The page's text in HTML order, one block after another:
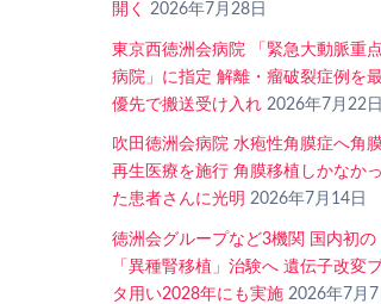
開く
2026年7月28日
東京西徳洲会病院 「緊急大動脈重点
病院」に指定 解離・瘤破裂症例を
優先で搬送受け入れ 2026年7月22日
吹田徳洲会病院 水疱性角膜症へ角
再生医療を施行 角膜移植しかなかっ
た患者さんに光明 2026年7月14日
徳洲会グループなど3機関 国内初の
「異種腎移植」治験へ 遺伝子改変ブ
タ用い2028年にも実施 2026年7月7